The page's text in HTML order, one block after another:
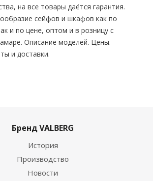
на все товары даётся гарантия.
сейфов и шкафов как по
и по цене, оптом и в розницу с
Описание моделей. Цены.
и доставки.
Бренд VALBERG
История
Производство
Новости